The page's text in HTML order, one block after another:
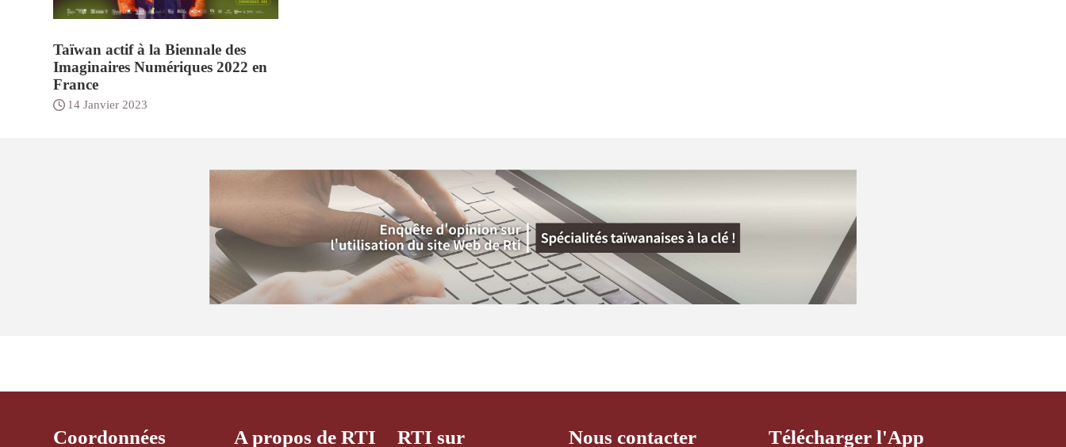
Taïwan actif à la Biennale des
Imaginaires Numériques 2022 en
France
14 Janvier 2023
Coordonnées A propos de RTI RTI sur Nous contacter Télécharger l'App